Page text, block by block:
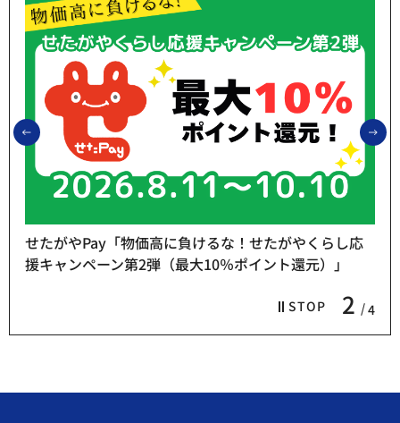
前のスライドを表示
STOP 2 4
せたがやPay「物価高に負けるな！せたがやくらし応
援キャンペーン第2弾（最大10％ポイント還元）」